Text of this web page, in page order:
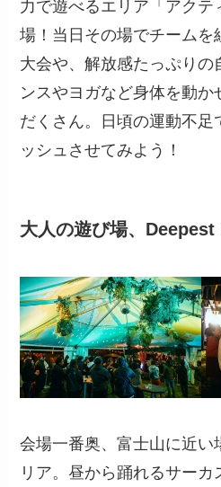
力で遊べるエリア「アクテ
場！当日その場でチームを
大会や、解放感たっぷりの
ンスやヨガなど身体を動か
だくさん。日頃の運動不足
ッシュさせてみよう！
大人の遊び場、
会場一番奥、富士山に近い
リア。昼から踊れるサー